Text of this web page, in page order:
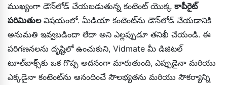
ముఖ్యంగా డౌన్‌లోడ్ చేయబడుతున్న కంటెంట్ యొక్క కాపీరైట్
పరిమితులవిషయంలో. మీడియా కంటెంట్‌ను డౌన్‌లోడ్ చేయడానికి
అనుమతి ఇవ్వబడిందా లేదా అని ఎల్లప్పుడూ తనిఖీ చేయండి. ఈ
పరిగణనలను దృష్టిలో ఉంచుకుని, Vidmate మీ డిజిటల్
టూల్‌బాక్స్‌కు ఒక గొప్ప అదనంగా మారుతుంది, ఎప్పుడైనా మరియు
ఎక్కడైనా కంటెంట్‌ను ఆనందించే సౌలభ్యతను మరియు సౌకర్యాన్ని